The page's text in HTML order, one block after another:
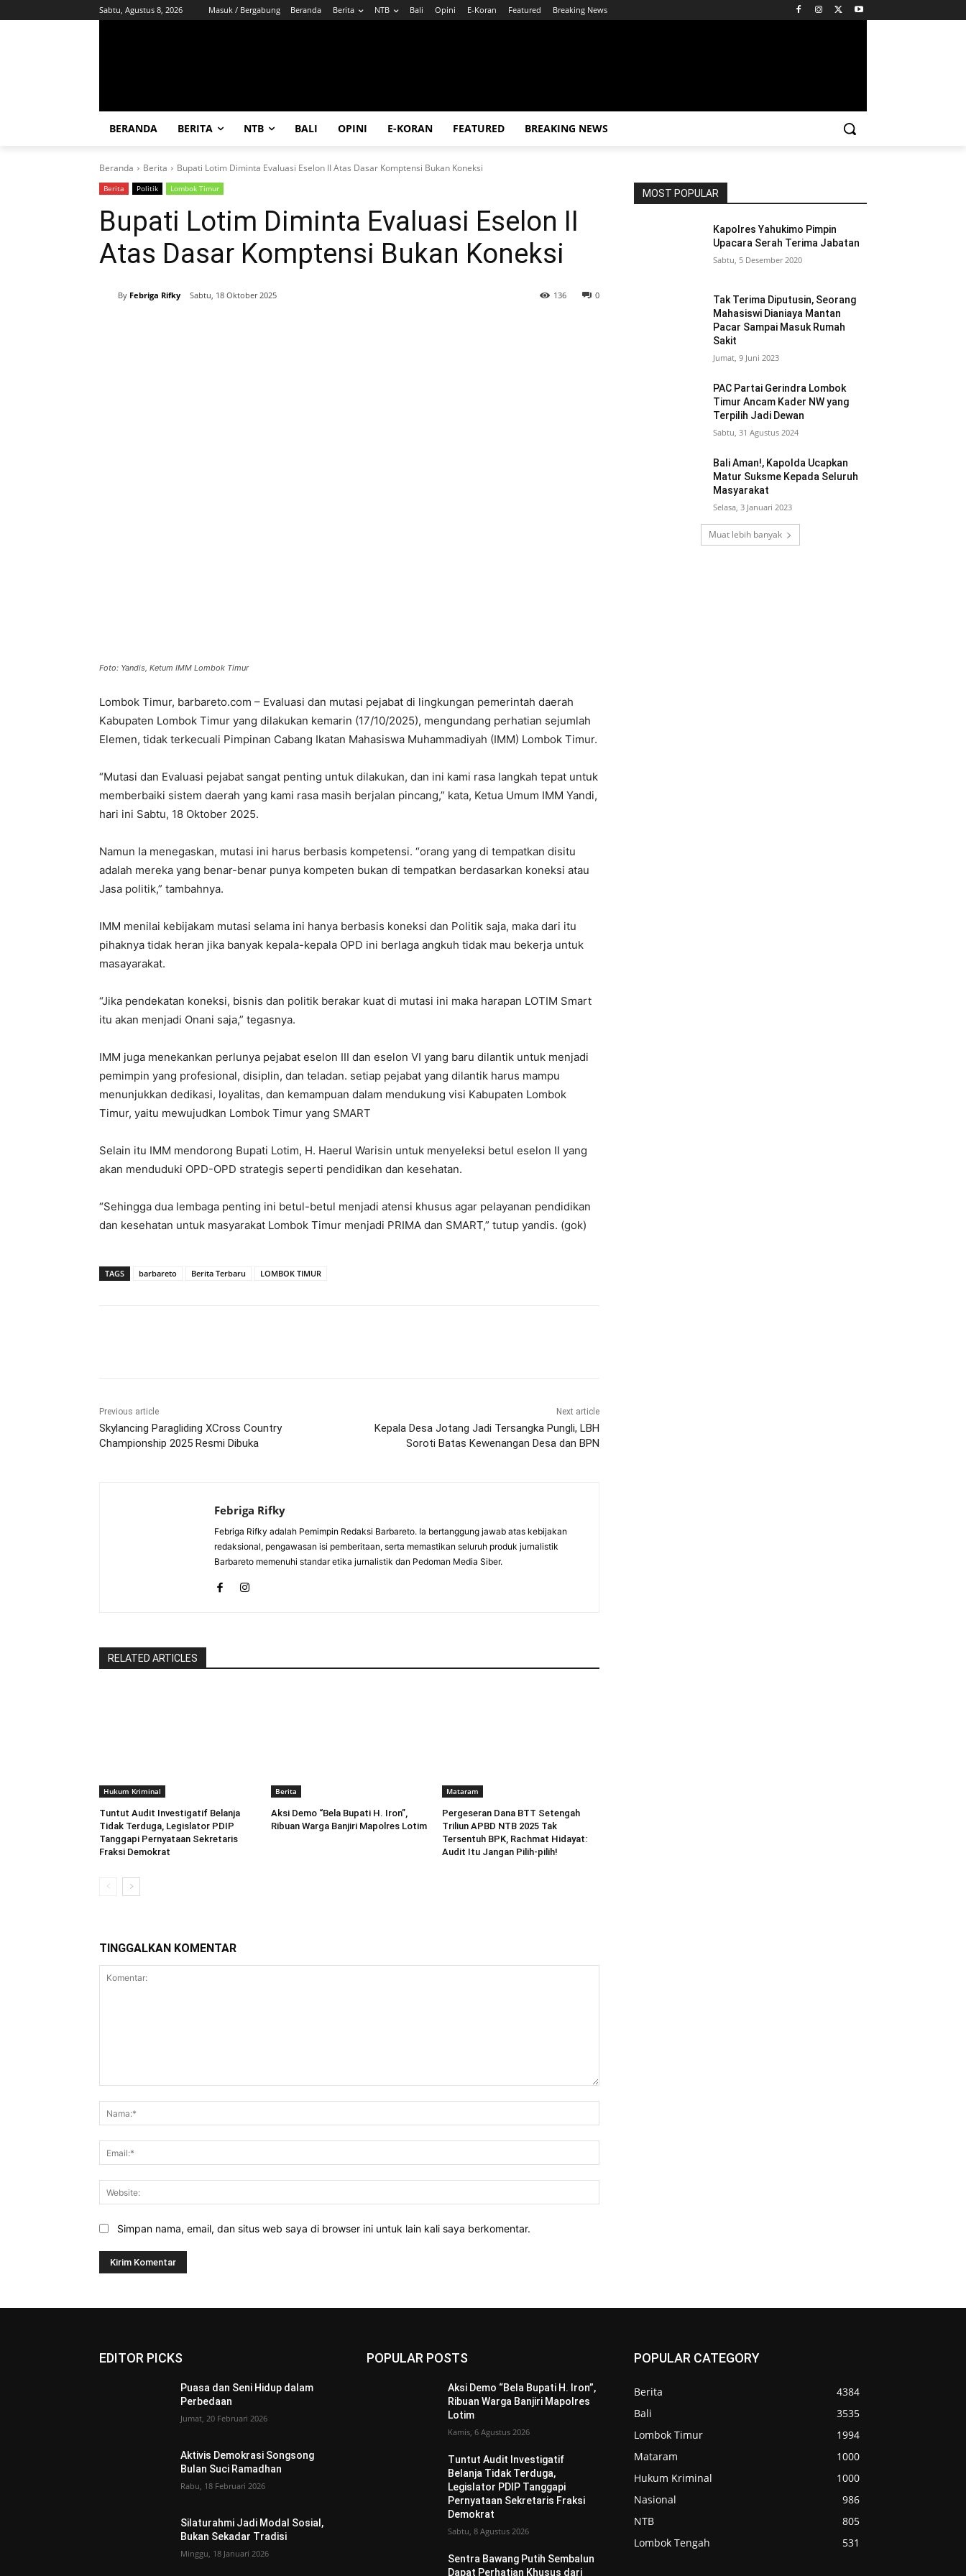
Sabtu, Agustus 8, 2026 Masuk / Bergabung Beranda Berita NTB Bali Opini E-Koran Featured Breaking News
BERANDA BERITA NTB BALI OPINI E-KORAN FEATURED BREAKING NEWS
Beranda Berita Bupati Lotim Diminta Evaluasi Eselon II Atas Dasar Komptensi Bukan Koneksi
Berita Politik Lombok Timur
Bupati Lotim Diminta Evaluasi Eselon II
Atas Dasar Komptensi Bukan Koneksi
By Febriga Rifky Sabtu, 18 Oktober 2025 0
136
Foto: Yandis, Ketum IMM Lombok Timur
Lombok Timur, barbareto.com – Evaluasi dan mutasi pejabat di lingkungan pemerintah daerah
Kabupaten Lombok Timur yang dilakukan kemarin (17/10/2025), mengundang perhatian sejumlah
Elemen, tidak terkecuali Pimpinan Cabang Ikatan Mahasiswa Muhammadiyah (IMM) Lombok Timur.
“Mutasi dan Evaluasi pejabat sangat penting untuk dilakukan, dan ini kami rasa langkah tepat untuk
memberbaiki sistem daerah yang kami rasa masih berjalan pincang,” kata, Ketua Umum IMM Yandi,
hari ini Sabtu, 18 Oktober 2025.
Namun Ia menegaskan, mutasi ini harus berbasis kompetensi. “orang yang di tempatkan disitu
adalah mereka yang benar-benar punya kompeten bukan di tempatkan berdasarkan koneksi atau
Jasa politik,” tambahnya.
IMM menilai kebijakam mutasi selama ini hanya berbasis koneksi dan Politik saja, maka dari itu
pihaknya tidak heran jika banyak kepala-kepala OPD ini berlaga angkuh tidak mau bekerja untuk
masayarakat.
“Jika pendekatan koneksi, bisnis dan politik berakar kuat di mutasi ini maka harapan LOTIM Smart
itu akan menjadi Onani saja,” tegasnya.
IMM juga menekankan perlunya pejabat eselon III dan eselon VI yang baru dilantik untuk menjadi
pemimpin yang profesional, disiplin, dan teladan. setiap pejabat yang dilantik harus mampu
menunjukkan dedikasi, loyalitas, dan kemampuan dalam mendukung visi Kabupaten Lombok
Timur, yaitu mewujudkan Lombok Timur yang SMART
Selain itu IMM mendorong Bupati Lotim, H. Haerul Warisin untuk menyeleksi betul eselon II yang
akan menduduki OPD-OPD strategis seperti pendidikan dan kesehatan.
“Sehingga dua lembaga penting ini betul-betul menjadi atensi khusus agar pelayanan pendidikan
dan kesehatan untuk masyarakat Lombok Timur menjadi PRIMA dan SMART,” tutup yandis. (gok)
TAGS barbareto Berita Terbaru LOMBOK TIMUR
Previous article
Skylancing Paragliding XCross Country
Championship 2025 Resmi Dibuka
Next article
Kepala Desa Jotang Jadi Tersangka Pungli, LBH
Soroti Batas Kewenangan Desa dan BPN
Febriga Rifky
Febriga Rifky adalah Pemimpin Redaksi Barbareto. Ia bertanggung jawab atas kebijakan
redaksional, pengawasan isi pemberitaan, serta memastikan seluruh produk jurnalistik
Barbareto memenuhi standar etika jurnalistik dan Pedoman Media Siber.
RELATED ARTICLES
Hukum Kriminal
Tuntut Audit Investigatif Belanja
Tidak Terduga, Legislator PDIP
Tanggapi Pernyataan Sekretaris
Fraksi Demokrat
Berita
Aksi Demo “Bela Bupati H. Iron”,
Ribuan Warga Banjiri Mapolres Lotim
Mataram
Pergeseran Dana BTT Setengah
Triliun APBD NTB 2025 Tak
Tersentuh BPK, Rachmat Hidayat:
Audit Itu Jangan Pilih-pilih!
TINGGALKAN KOMENTAR
Simpan nama, email, dan situs web saya di browser ini untuk lain kali saya berkomentar.
MOST POPULAR
Kapolres Yahukimo Pimpin
Upacara Serah Terima Jabatan
Sabtu, 5 Desember 2020
Tak Terima Diputusin, Seorang
Mahasiswi Dianiaya Mantan
Pacar Sampai Masuk Rumah
Sakit
Jumat, 9 Juni 2023
PAC Partai Gerindra Lombok
Timur Ancam Kader NW yang
Terpilih Jadi Dewan
Sabtu, 31 Agustus 2024
Bali Aman!, Kapolda Ucapkan
Matur Suksme Kepada Seluruh
Masyarakat
Selasa, 3 Januari 2023
Muat lebih banyak
EDITOR PICKS
Puasa dan Seni Hidup dalam
Perbedaan
Jumat, 20 Februari 2026
Aktivis Demokrasi Songsong
Bulan Suci Ramadhan
Rabu, 18 Februari 2026
Silaturahmi Jadi Modal Sosial,
Bukan Sekadar Tradisi
Minggu, 18 Januari 2026
POPULAR POSTS
Aksi Demo “Bela Bupati H. Iron”,
Ribuan Warga Banjiri Mapolres
Lotim
Kamis, 6 Agustus 2026
Tuntut Audit Investigatif
Belanja Tidak Terduga,
Legislator PDIP Tanggapi
Pernyataan Sekretaris Fraksi
Demokrat
Sabtu, 8 Agustus 2026
Sentra Bawang Putih Sembalun
Dapat Perhatian Khusus dari
POPULAR CATEGORY
Berita
4384
Bali
3535
Lombok Timur
1994
Mataram
1000
Hukum Kriminal
1000
Nasional
986
NTB
805
Lombok Tengah
531